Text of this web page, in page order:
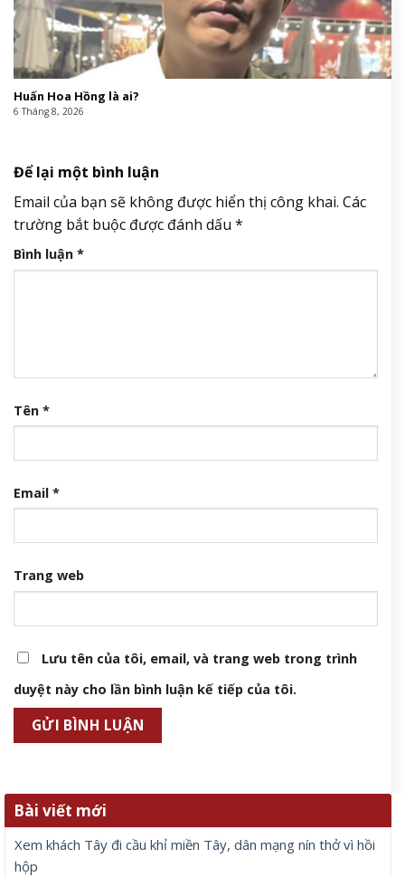
Huấn Hoa Hồng là ai?
6 Tháng 8, 2026
Để lại một bình luận
Email của bạn sẽ không được hiển thị công khai. Các
trường bắt buộc được đánh dấu *
Bình luận *
Tên *
Email *
Trang web
Lưu tên của tôi, email, và trang web trong trình
duyệt này cho lần bình luận kế tiếp của tôi.
Bài viết mới
Xem khách Tây đi cầu khỉ miền Tây, dân mạng nín thở vì hồi
hộp